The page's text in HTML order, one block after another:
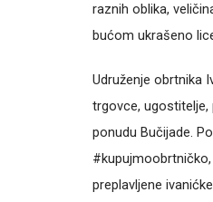
raznih oblika,
bućom ukrašeno
Udruženje obrtnika
trgovce, ugostitelje,
ponudu Bučijade.
preplavljene